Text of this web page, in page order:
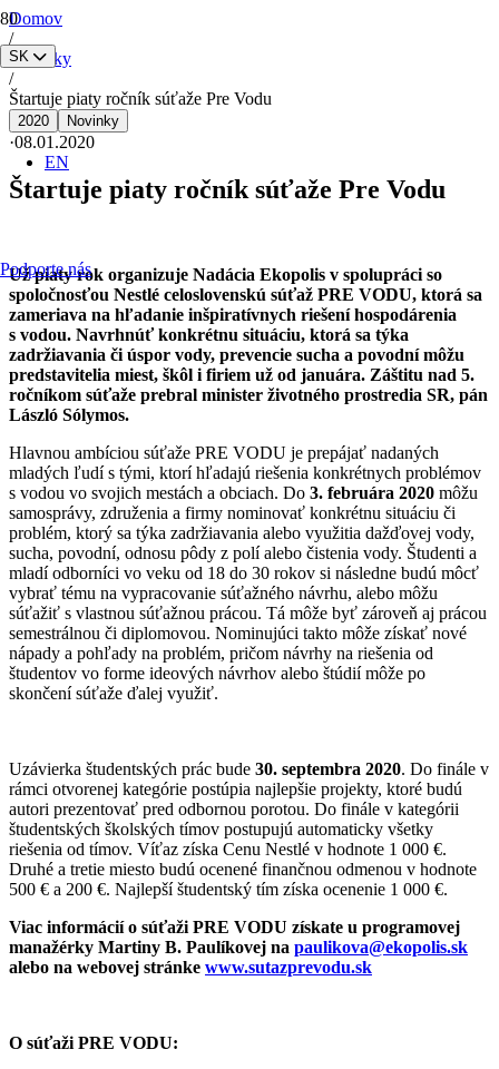
SK
EN
Podporte nás
Domov
/
Novinky
/
Štartuje piaty ročník súťaže Pre Vodu
2020 Novinky
·08.01.2020
Štartuje piaty ročník súťaže Pre Vodu
Už piaty rok organizuje Nadácia Ekopolis v spolupráci so
spoločnosťou Nestlé celoslovenskú súťaž PRE VODU, ktorá sa
zameriava na hľadanie inšpiratívnych riešení hospodárenia
s vodou. Navrhnúť konkrétnu situáciu, ktorá sa týka
zadržiavania či úspor vody, prevencie sucha a povodní môžu
predstavitelia miest, škôl i firiem už od januára. Záštitu nad 5.
ročníkom súťaže prebral minister životného prostredia SR, pán
László Sólymos.
Hlavnou ambíciou súťaže PRE VODU je prepájať nadaných
mladých ľudí s tými, ktorí hľadajú riešenia konkrétnych problémov
s vodou vo svojich mestách a obciach. Do 3. februára 2020 môžu
samosprávy, združenia a firmy nominovať konkrétnu situáciu či
problém, ktorý sa týka zadržiavania alebo využitia dažďovej vody,
sucha, povodní, odnosu pôdy z polí alebo čistenia vody. Študenti a
mladí odborníci vo veku od 18 do 30 rokov si následne budú môcť
vybrať tému na vypracovanie súťažného návrhu, alebo môžu
súťažiť s vlastnou súťažnou prácou. Tá môže byť zároveň aj prácou
semestrálnou či diplomovou. Nominujúci takto môže získať nové
nápady a pohľady na problém, pričom návrhy na riešenia od
študentov vo forme ideových návrhov alebo štúdií môže po
skončení súťaže ďalej využiť.
Uzávierka študentských prác bude 30. septembra 2020. Do finále v
rámci otvorenej kategórie postúpia najlepšie projekty, ktoré budú
autori prezentovať pred odbornou porotou. Do finále v kategórii
študentských školských tímov postupujú automaticky všetky
riešenia od tímov. Víťaz získa Cenu Nestlé v hodnote 1 000 €.
Druhé a tretie miesto budú ocenené finančnou odmenou v hodnote
500 € a 200 €. Najlepší študentský tím získa ocenenie 1 000 €.
Viac informácií o súťaži PRE VODU získate u programovej
manažérky Martiny B. Paulíkovej na paulikova@ekopolis.sk
alebo na webovej stránke www.sutazprevodu.sk
O súťaži PRE VODU: